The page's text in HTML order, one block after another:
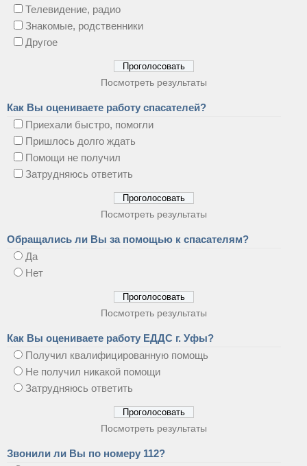
Телевидение, радио
Знакомые, родственники
Другое
Посмотреть результаты
Как Вы оцениваете работу спасателей?
Приехали быстро, помогли
Пришлось долго ждать
Помощи не получил
Затрудняюсь ответить
Посмотреть результаты
Обращались ли Вы за помощью к спасателям?
Да
Нет
Посмотреть результаты
Как Вы оцениваете работу ЕДДС г. Уфы?
Получил квалифицированную помощь
Не получил никакой помощи
Затрудняюсь ответить
Посмотреть результаты
Звонили ли Вы по номеру 112?